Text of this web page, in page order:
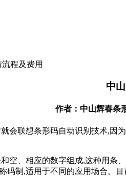
程及费用
中
作者：中山辉春条
会联想条形码自动识别技术,
空、相应的数字组成,这种用条
码制,适用于不同的应用场合。